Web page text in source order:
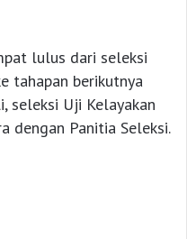
lulus dari seleksi
tahapan berikutnya
seleksi Uji Kelayakan
dengan Panitia Seleksi.